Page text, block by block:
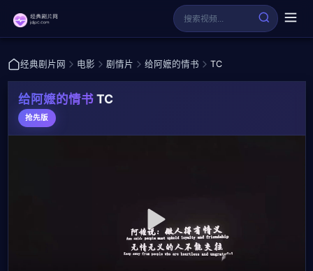
经典剧片网 电影 剧情片 给阿嬷的情书 TC
给阿嬷的情书 TC
抢先版